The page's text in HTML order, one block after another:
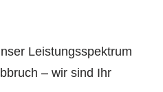
Leistungsspektrum
– wir sind Ihr